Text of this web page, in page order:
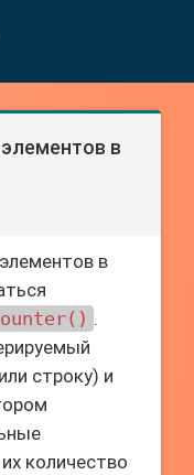
в
в
.
строку) и
количество